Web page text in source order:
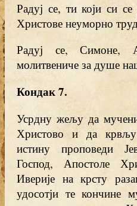
Радуј се, ти који си
Христове неуморно
Радуј се, Симоне,
молитвениче за душе
Кондак 7.
Усрдну жељу да
Христово и да
истину проповеди
Господ, Апостоле
Иверије на крсту
удосотји те кончине